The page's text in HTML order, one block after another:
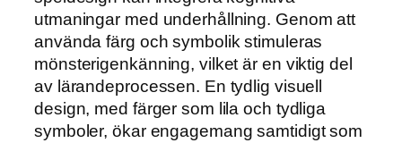
utmaningar med underhållning. Genom att
använda färg och symbolik stimuleras
mönsterigenkänning, vilket är en viktig del
av lärandeprocessen. En tydlig visuell
design, med färger som lila och tydliga
symboler, ökar engagemang samtidigt som